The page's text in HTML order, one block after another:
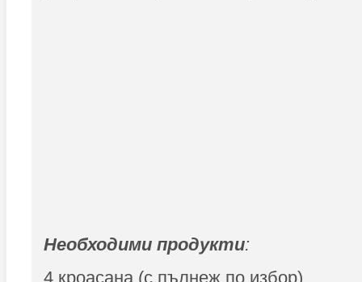
Необходими продукти:
4 кроасана (с пълнеж по избор)